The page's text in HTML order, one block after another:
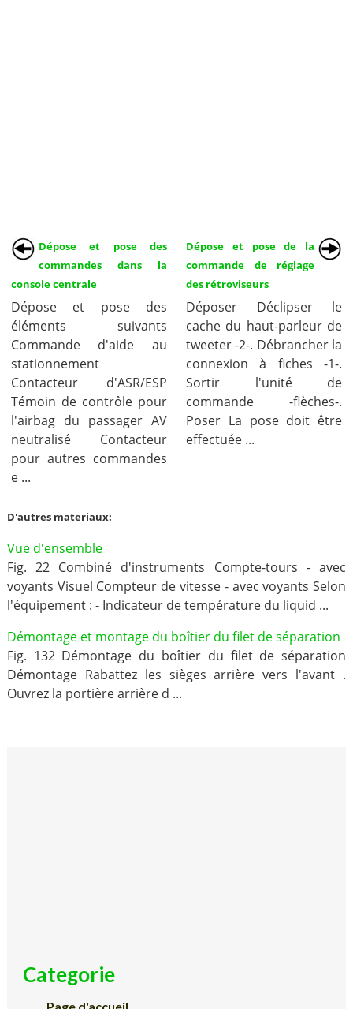
Dépose et pose des
commandes dans la
console centrale
Dépose et pose des
éléments suivants
Commande d'aide au
stationnement
Contacteur d'ASR/ESP
Témoin de contrôle pour
l'airbag du passager AV
neutralisé Contacteur
pour autres commandes
e ...
Dépose et pose de la
commande de réglage
des rétroviseurs
Déposer Déclipser le
cache du haut-parleur de
tweeter -2-. Débrancher la
connexion à fiches -1-.
Sortir l'unité de
commande -flèches-.
Poser La pose doit être
effectuée ...
D'autres materiaux:
Vue d'ensemble
Fig. 22 Combiné d'instruments Compte-tours - avec
voyants Visuel Compteur de vitesse - avec voyants Selon
l'équipement : - Indicateur de température du liquid ...
Démontage et montage du boîtier du filet de séparation
Fig. 132 Démontage du boîtier du filet de séparation
Démontage Rabattez les sièges arrière vers l'avant .
Ouvrez la portière arrière d ...
Categorie